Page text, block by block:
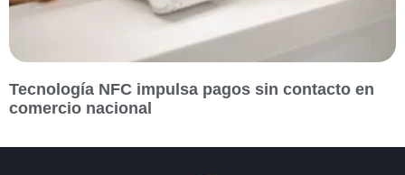
Tecnología NFC impulsa pagos sin contacto en
comercio nacional